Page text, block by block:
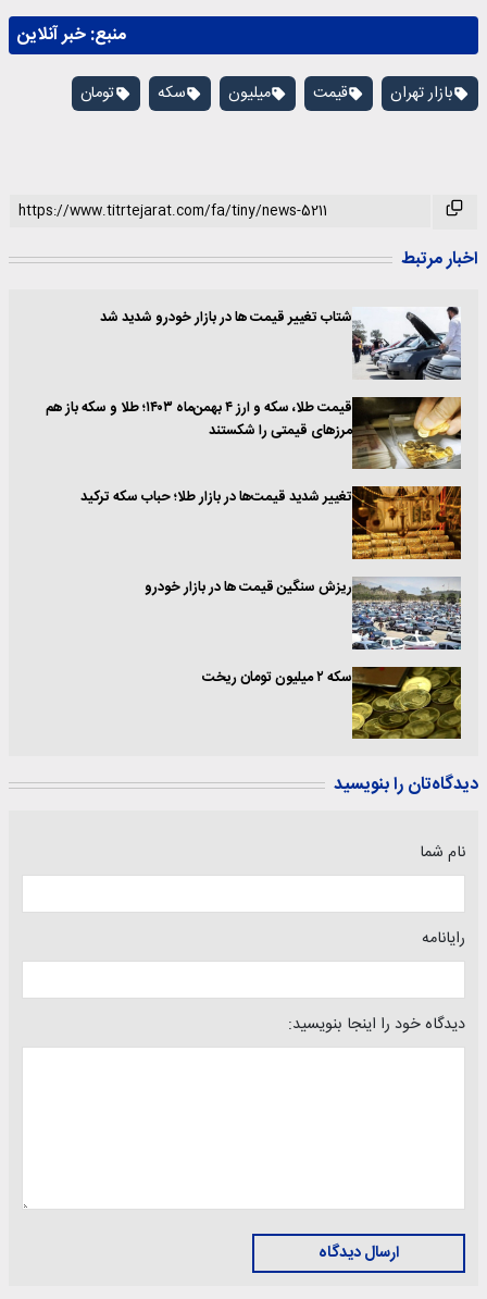
منبع:خبر آنلاین
بازار تهران قیمت میلیون سکه تومان
اخبار مرتبط
شتاب تغییر قیمت ها در بازار خودرو شدید شد
قیمت طلا، سکه و ارز ۴ بهمن‌ماه ۱۴۰۳؛ طلا و سکه باز هم
مرزهای قیمتی را شکستند
تغییر شدید قیمت‌ها در بازار طلا؛ حباب سکه ترکید
ریزش سنگین قیمت ها در بازار خودرو
سکه ۲ میلیون تومان ریخت
دیدگاه‌تان را بنویسید
نام شما
رایانامه
دیدگاه خود را اینجا بنویسید:
ارسال دیدگاه